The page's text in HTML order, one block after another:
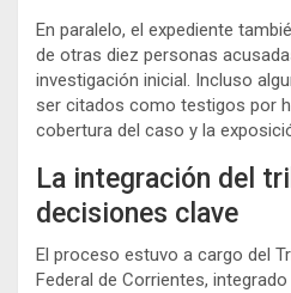
En paralelo, el expediente
de otras diez personas
investigación inicial. Incluso
ser citados como testigos por
cobertura del caso y la
La integración del
decisiones clave
El proceso estuvo a cargo del
Federal de Corrientes,